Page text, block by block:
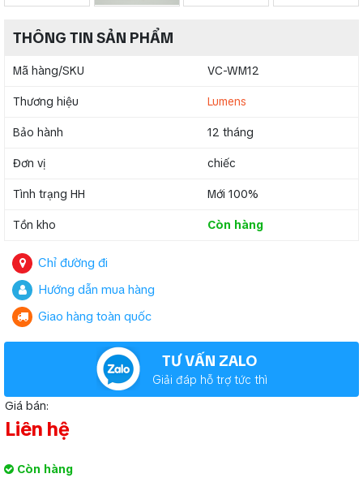
THÔNG TIN SẢN PHẨM
Mã hàng/SKU VC-WM12
Thương hiệu Lumens
Bảo hành 12 tháng
Đơn vị chiếc
Tình trạng HH Mới 100%
Tồn kho Còn hàng
Chỉ đường đi
Hướng dẫn mua hàng
Giao hàng toàn quốc
TƯ VẤN ZALO
Giải đáp hỗ trợ tức thì
Giá bán:
Liên hệ
Còn hàng